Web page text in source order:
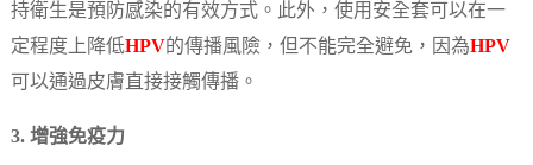
持衛生是預防感染的有效方式。此外，使用安全套可以在一
定程度上降低HPV的傳播風險，但不能完全避免，因為HPV
可以通過皮膚直接接觸傳播。
3. 增強免疫力